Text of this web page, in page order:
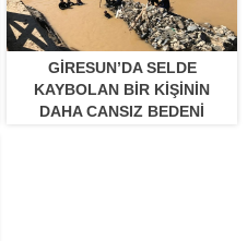
GIRESUN’DA SELDE
KAYBOLAN BIR KIŞININ
DAHA CANSIZ BEDENI